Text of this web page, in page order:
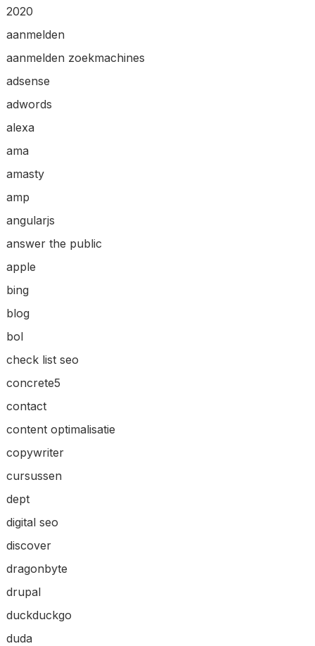
2020
aanmelden
aanmelden zoekmachines
adsense
adwords
alexa
ama
amasty
amp
angularjs
answer the public
apple
bing
blog
bol
check list seo
concrete5
contact
content optimalisatie
copywriter
cursussen
dept
digital seo
discover
dragonbyte
drupal
duckduckgo
duda